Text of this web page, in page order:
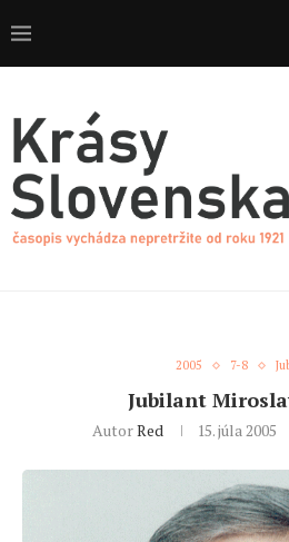
2005 7-8
Jubilant
AutorRed 15. júla 2005